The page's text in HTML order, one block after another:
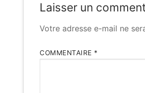
Laisser un
Votre adresse e-mail ne
COMMENTAIRE *